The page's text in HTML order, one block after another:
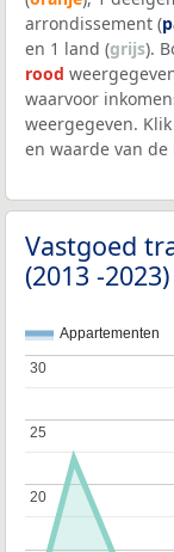
arrondissement (
en 1 land (grijs).
rood
waarvoor
weergegeven.
en waarde van
Vastgoed
(2013 -2023)
Appartementen
20
20
25
25
30
30